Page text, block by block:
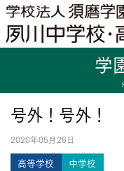
学
号外！号外！
2020年05月26日
高等学校 中学校